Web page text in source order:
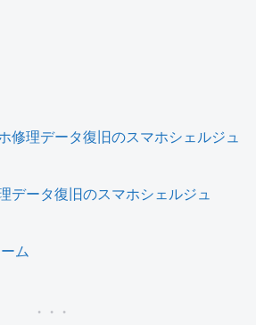
修理データ復旧のスマホシェルジュ
データ復旧のスマホシェルジュ
ム